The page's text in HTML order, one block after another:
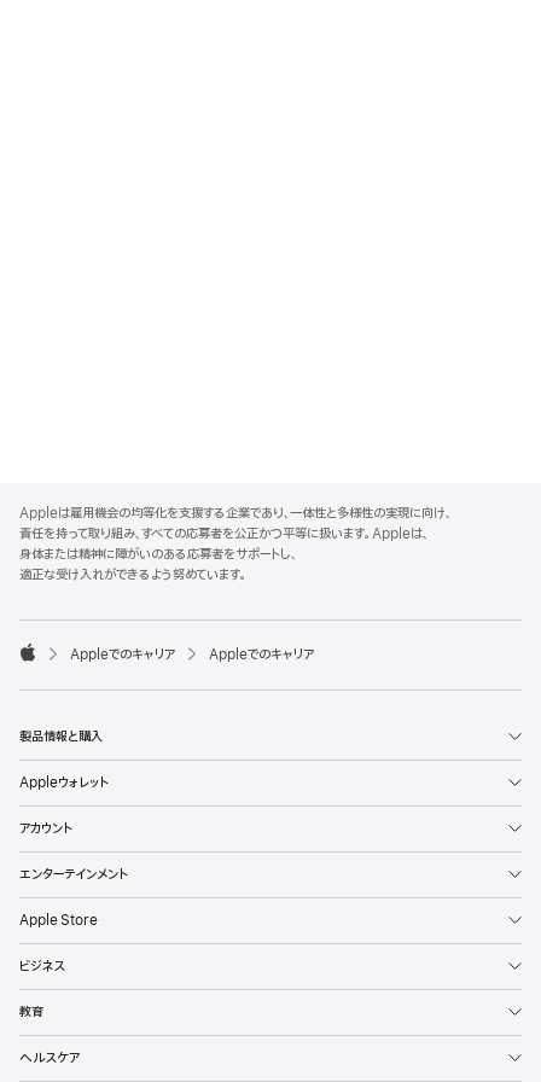
p
p
l
e
o
t
Appleは雇用機会の均等化を支援する企業であり、一体性と多様性の実現に向け、
責任を持って取り組み、すべての応募者を公正かつ平等に扱います。Appleは、
身体または精神に障がいのある応募者をサポートし、
適正な受け入れができるよう努めています。

p
l
Appleでのキャリア Appleでのキャリア
製品情報と購入
Appleウォレット
アカウント
エンターテインメント
Apple Store
ビジネス
教育
ヘルスケア